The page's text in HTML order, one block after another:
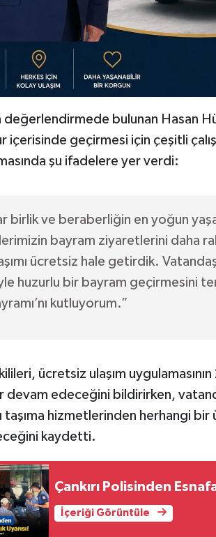
değerlendirmede bulunan Hasan
içerisinde geçirmesi için çeşitli
şu ifadelere yer verdi:
birlik ve beraberliğin en yoğun
bayram ziyaretlerini daha
ücretsiz hale getirdik.
huzurlu bir bayram geçirmesini
kutluyorum.”
ücretsiz ulaşım
devam edeceğini bildirirken,
taşıma hizmetlerinden herhangi
kaydetti.
Çankırı Polisinden Esnafa
İçeriği Görüntüle